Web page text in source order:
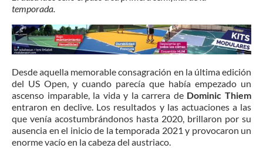
temporada.
Desde aquella memorable consagración en la última edición
del US Open, y cuando parecía que había empezado un
ascenso imparable, la vida y la carrera de Dominic Thiem
entraron en declive. Los resultados y las actuaciones a las
que venía acostumbrándonos hasta 2020, brillaron por su
ausencia en el inicio de la temporada 2021 y provocaron un
enorme vacío en la cabeza del austriaco.